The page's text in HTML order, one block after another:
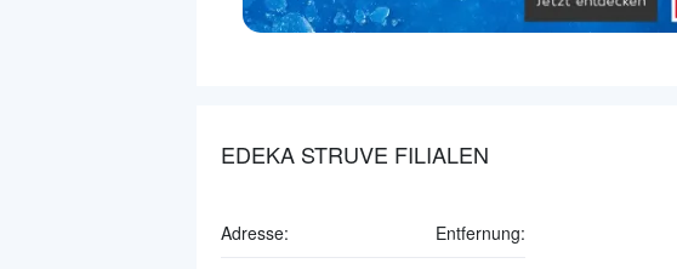
EDEKA STRUVE FILIALEN
Adresse: Entfernung: